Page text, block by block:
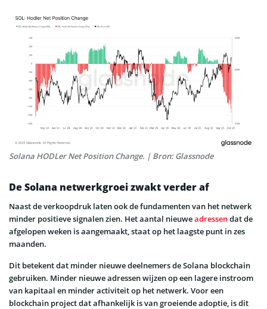
Solana HODLer Net Position Change. | Bron: Glassnode
De Solana netwerkgroei zwakt verder af
Naast de verkoopdruk laten ook de fundamenten van het netwerk
minder positieve signalen zien. Het aantal nieuweadressendat de
afgelopen weken is aangemaakt, staat op het laagste punt in zes
maanden.
Dit betekent dat minder nieuwe deelnemers de Solana blockchain
gebruiken. Minder nieuwe adressen wijzen op een lagere instroom
van kapitaal en minder activiteit op het netwerk. Voor een
blockchain project dat afhankelijk is van groeiende adoptie, is dit